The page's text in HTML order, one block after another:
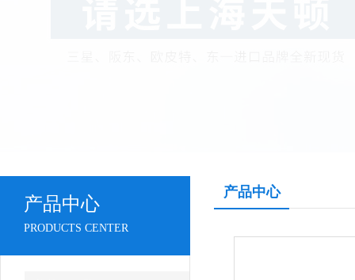
产品中心
PRODUCTS CENTER
产品中心